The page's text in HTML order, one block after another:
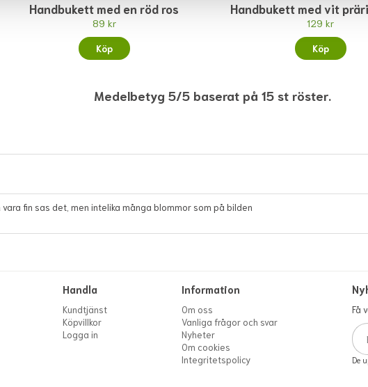
Handbukett med en röd ros
89 kr
Köp
Handbukett med vit
129 kr
Köp
Medelbetyg 5/5 baserat på 15 st röster.
fin sas det, men intelika många blommor som på bilden
Handla
Kundtjänst
Köpvillkor
Logga in
Information
Om oss
Vanliga frågor och svar
Nyheter
Om cookies
Integritetspolicy
Få
De